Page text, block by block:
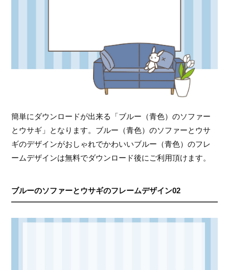
簡単にダウンロードが出来る「ブルー（青色）のソファー
とウサギ」となります。ブルー（青色）のソファーとウサ
ギのデザインがおしゃれでかわいいブルー（青色）のフレ
ームデザインは無料でダウンロード後にご利用頂けます。
ブルーのソファーとウサギのフレームデザイン02